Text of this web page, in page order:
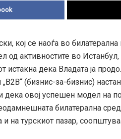
кој се наоѓа во
од активностите во
истакна дека Владата ја
(бизнис-за-бизнис)
дека овој успешен модел на
билатерална
на турскиот пазар,